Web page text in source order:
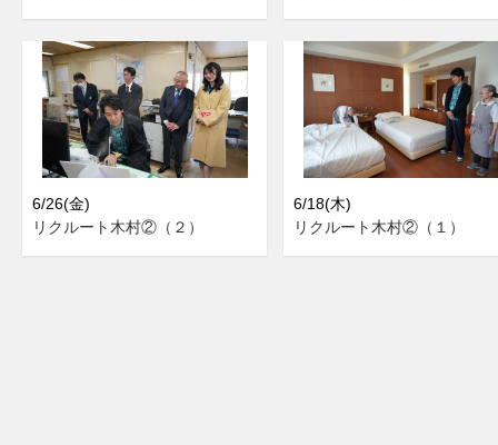
6/26(金)
リクルート木村②（２）
6/18(木)
リクルート木村②（１）